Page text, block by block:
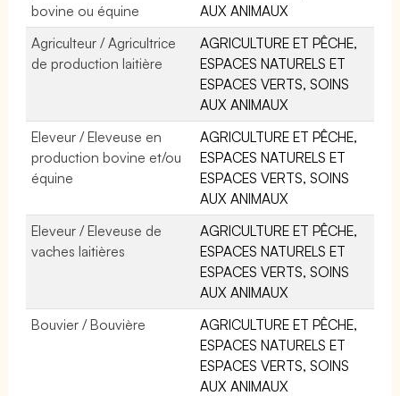
bovine ou équine
AUX ANIMAUX
Agriculteur / Agricultrice
de production laitière
AGRICULTURE ET PÊCHE,
ESPACES NATURELS ET
ESPACES VERTS, SOINS
AUX ANIMAUX
Eleveur / Eleveuse en
production bovine et/ou
équine
AGRICULTURE ET PÊCHE,
ESPACES NATURELS ET
ESPACES VERTS, SOINS
AUX ANIMAUX
Eleveur / Eleveuse de
vaches laitières
AGRICULTURE ET PÊCHE,
ESPACES NATURELS ET
ESPACES VERTS, SOINS
AUX ANIMAUX
Bouvier / Bouvière
AGRICULTURE ET PÊCHE,
ESPACES NATURELS ET
ESPACES VERTS, SOINS
AUX ANIMAUX